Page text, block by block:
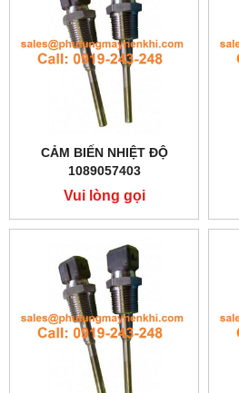
CẢM BIẾN NHIỆT ĐỘ
1089057403
Vui lòng gọi